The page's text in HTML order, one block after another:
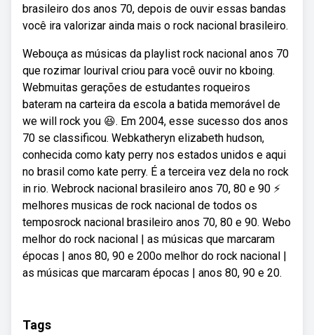
brasileiro dos anos 70, depois de ouvir essas bandas
você ira valorizar ainda mais o rock nacional brasileiro.
Webouça as músicas da playlist rock nacional anos 70
que rozimar lourival criou para você ouvir no kboing.
Webmuitas gerações de estudantes roqueiros
bateram na carteira da escola a batida memorável de
we will rock you 😆. Em 2004, esse sucesso dos anos
70 se classificou. Webkatheryn elizabeth hudson,
conhecida como katy perry nos estados unidos e aqui
no brasil como kate perry. É a terceira vez dela no rock
in rio. Webrock nacional brasileiro anos 70, 80 e 90 ⚡️
melhores musicas de rock nacional de todos os
temposrock nacional brasileiro anos 70, 80 e 90. Webo
melhor do rock nacional | as músicas que marcaram
épocas | anos 80, 90 e 200o melhor do rock nacional |
as músicas que marcaram épocas | anos 80, 90 e 20.
Tags